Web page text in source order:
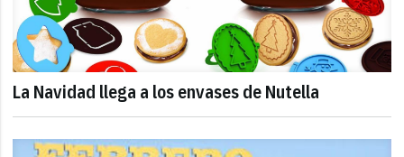
La Navidad llega a los envases de Nutella